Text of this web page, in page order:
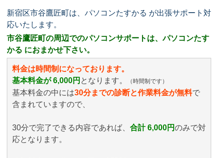
新宿区市谷鷹匠町は、パソコンたすかる が出張サポート対
応いたします。
市谷鷹匠町の周辺でのパソコンサポートは、パソコンたす
かる におまかせ下さい。
料金は時間制になっております。
基本料金が 6,000円 となります。 （時間制です）
基本料金の中には30分までの診断と作業料金が無料で
含まれていますので、
30分で完了できる内容であれば、 合計 6,000円のみで対
応となります。